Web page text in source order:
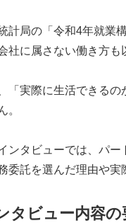
計局の「令和4年就業
社に属さない働き方も
「実際に生活できる
。
ンタビューでは、パ
委託を選んだ理由や実
タビュー内容の